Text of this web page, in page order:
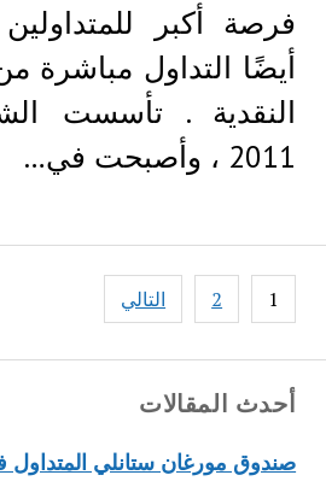
أحدث المقالات
صندوق مورغان ستانلي المتداول
فرصة أكبر
أيضًا التداول مباشرة
النقدية . تأسست
2011 ، وأصبحت في…
Posts
pagination
1
2 التالي